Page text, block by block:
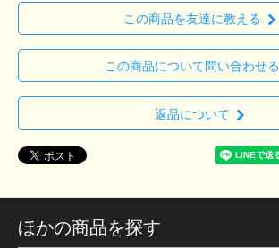
この商品を友達に教える
この商品について問い合わせる
返品について
ほかの商品を探す